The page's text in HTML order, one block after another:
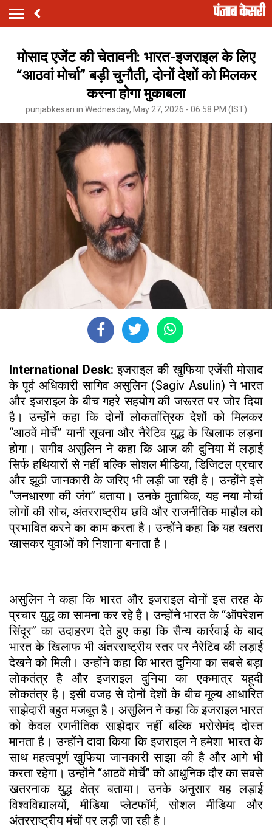
मोसाद एजेंट की चेतावनी: भारत-इजराइल के लिए
“आठवां मोर्चा” बड़ी चुनौती, दोनों देशों को मिलकर
करना होगा मुकाबला
punjabkesari.in Wednesday, May 27, 2026 - 06:58 PM (IST)
International Desk: इजराइल की खुफिया एजेंसी मोसाद
के पूर्व अधिकारी सागिव असुलिन (Sagiv Asulin) ने भारत
और इजराइल के बीच गहरे सहयोग की जरूरत पर जोर दिया
है। उन्होंने कहा कि दोनों लोकतांत्रिक देशों को मिलकर
“आठवें मोर्चे” यानी सूचना और नैरेटिव युद्ध के खिलाफ लड़ना
होगा। सगीव असुलिन ने कहा कि आज की दुनिया में लड़ाई
सिर्फ हथियारों से नहीं बल्कि सोशल मीडिया, डिजिटल प्रचार
और झूठी जानकारी के जरिए भी लड़ी जा रही है। उन्होंने इसे
“जनधारणा की जंग” बताया। उनके मुताबिक, यह नया मोर्चा
लोगों की सोच, अंतरराष्ट्रीय छवि और राजनीतिक माहौल को
प्रभावित करने का काम करता है। उन्होंने कहा कि यह खतरा
खासकर युवाओं को निशाना बनाता है।
असुलिन ने कहा कि भारत और इजराइल दोनों इस तरह के
प्रचार युद्ध का सामना कर रहे हैं। उन्होंने भारत के “ऑपरेशन
सिंदूर” का उदाहरण देते हुए कहा कि सैन्य कार्रवाई के बाद
भारत के खिलाफ भी अंतरराष्ट्रीय स्तर पर नैरेटिव की लड़ाई
देखने को मिली। उन्होंने कहा कि भारत दुनिया का सबसे बड़ा
लोकतंत्र है और इजराइल दुनिया का एकमात्र यहूदी
लोकतंत्र है। इसी वजह से दोनों देशों के बीच मूल्य आधारित
साझेदारी बहुत मजबूत है। असुलिन ने कहा कि इजराइल भारत
को केवल रणनीतिक साझेदार नहीं बल्कि भरोसेमंद दोस्त
मानता है। उन्होंने दावा किया कि इजराइल ने हमेशा भारत के
साथ महत्वपूर्ण खुफिया जानकारी साझा की है और आगे भी
करता रहेगा। उन्होंने “आठवें मोर्चे” को आधुनिक दौर का सबसे
खतरनाक युद्ध क्षेत्र बताया। उनके अनुसार यह लड़ाई
विश्वविद्यालयों, मीडिया प्लेटफॉर्म, सोशल मीडिया और
अंतरराष्ट्रीय मंचों पर लड़ी जा रही है।